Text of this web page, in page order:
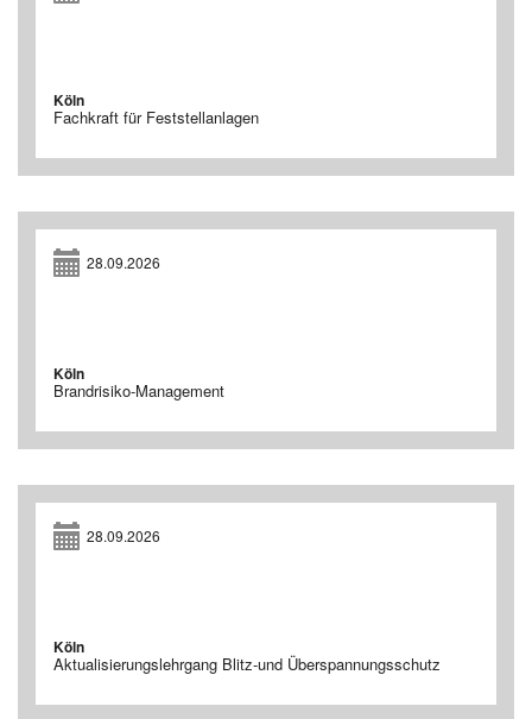
Köln
Fachkraft für Feststellanlagen
28.09.2026
Köln
Brandrisiko-Management
28.09.2026
Köln
Aktualisierungslehrgang Blitz-und Überspannungsschutz